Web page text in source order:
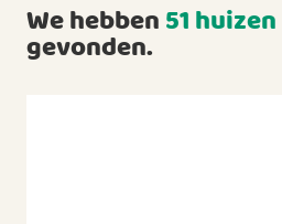
We hebben51 huizen
gevonden.